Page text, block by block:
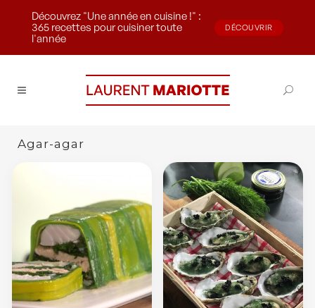
Découvrez "Une année en cuisine !" :
365 recettes pour cuisiner toute
l'année
DÉCOUVRIR
Agar-agar